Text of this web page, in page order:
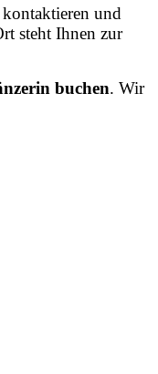
kontaktieren und
steht Ihnen zur
buchen. Wir